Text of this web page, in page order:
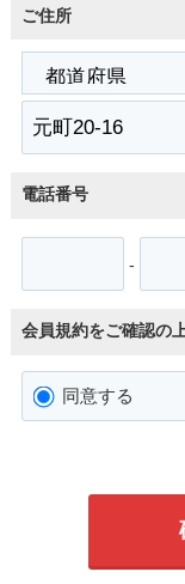
ご住所
電話番号
-
会員規約をご確認の
同意する